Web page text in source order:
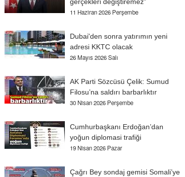
gerçekleri değiştiremez”
11 Haziran 2026 Perşembe
Dubai'den sonra yatırımın yeni
adresi KKTC olacak
26 Mayıs 2026 Salı
AK Parti Sözcüsü Çelik: Sumud
Filosu’na saldırı barbarlıktır
30 Nisan 2026 Perşembe
Cumhurbaşkanı Erdoğan’dan
yoğun diplomasi trafiği
19 Nisan 2026 Pazar
Çağrı Bey sondaj gemisi Somali’ye